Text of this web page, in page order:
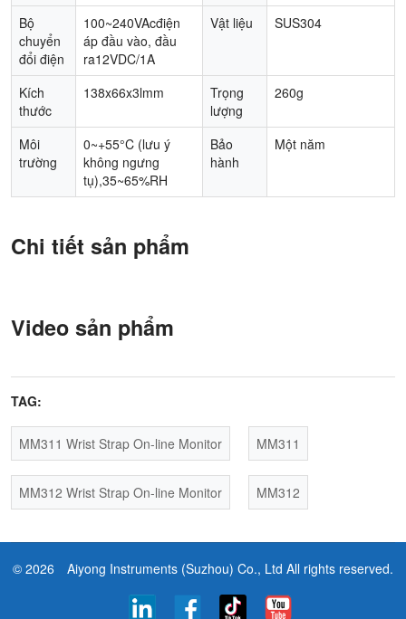
Bộ
chuyển
đổi điện
100~240VAcđiện
áp đầu vào, đầu
ra12VDC/1A
Vật liệu SUS304
Kích
thước
138x66x3lmm
Trọng
lượng
260g
Môi
trường
0~+55°C (lưu ý
không ngưng
tụ),35~65%RH
Bảo
hành
Một năm
Chi tiết sản phẩm
Video sản phẩm
TAG:
MM311 Wrist Strap On-line Monitor MM311
MM312 Wrist Strap On-line Monitor MM312
© 2026 Aiyong Instruments (Suzhou) Co., Ltd All rights reserved.